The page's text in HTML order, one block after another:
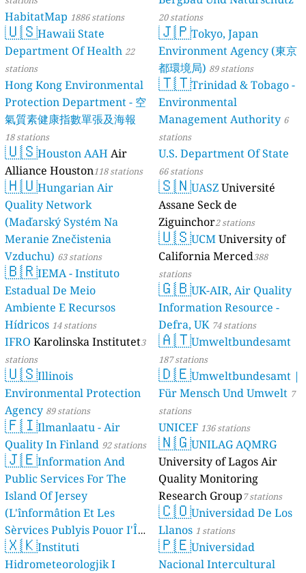
HabitatMap 1886 stations
🇺🇸Hawaii State
Department Of Health 22
stations
Hong Kong Environmental
Protection Department - 空
氣質素健康指數單張及海報
18 stations
🇺🇸Houston AAH Air
Alliance Houston118 stations
🇭🇺Hungarian Air
Quality Network
(Maďarský Systém Na
Meranie Znečistenia
Vzduchu) 63 stations
🇧🇷IEMA - Instituto
Estadual De Meio
Ambiente E Recursos
Hídricos 14 stations
IFRO Karolinska Institutet3
stations
🇺🇸Illinois
Environmental Protection
Agency 89 stations
🇫🇮Ilmanlaatu - Air
Quality In Finland 92 stations
🇯🇪Information And
Public Services For The
Island Of Jersey
(L'înformâtion Et Les
Sèrvices Publyis Pouor I'Île
Dé Jèrri) 2 stations
🇽🇰Instituti
Hidrometeorologjik I
20 stations
🇯🇵Tokyo, Japan
Environment Agency (東京
都環境局) 89 stations
🇹🇹Trinidad & Tobago -
Environmental
Management Authority 6
stations
U.S. Department Of State
66 stations
🇸🇳UASZUniversité
Assane Seck de
Ziguinchor2 stations
🇺🇸UCMUniversity of
California Merced388
stations
🇬🇧UK-AIR, Air Quality
Information Resource -
Defra, UK 74 stations
🇦🇹Umweltbundesamt
187 stations
🇩🇪Umweltbundesamt |
Für Mensch Und Umwelt 7
stations
UNICEF 136 stations
🇳🇬UNILAG AQMRG
University of Lagos Air
Quality Monitoring
Research Group7 stations
🇨🇴Universidad De Los
Llanos 1 stations
🇵🇪Universidad
Nacional Intercultural